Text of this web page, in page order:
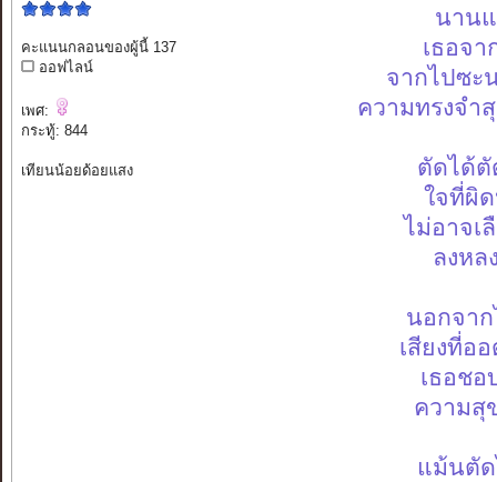
คะแนนกลอนของผู้นี้ 137
ออฟไลน์
เพศ:
กระทู้: 844
เทียนน้อยด้อยแสง
นาน
เธอจ
จากไปซะ
ความทรงจำ
ตัดได้ตั
ใจที่ผิ
ไม่อาจเ
ลงหล
นอกจา
เสียงที่อ
เธอชอ
ความสุ
แม้นตัด